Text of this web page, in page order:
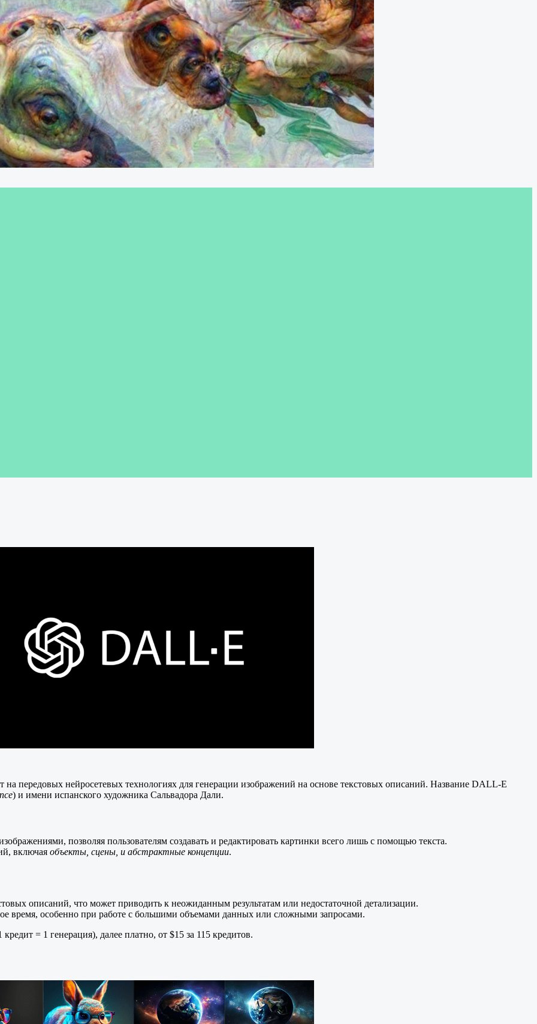
передовых нейросетевых технологиях для генерации изображений на основе текстовых описаний. Название DALL-E
) и имени испанского художника Сальвадора Дали.
позволяя пользователям создавать и редактировать картинки всего лишь с помощью текста.
включая объекты, сцены, и абстрактные концепции.
описаний, что может приводить к неожиданным результатам или недостаточной детализации.
время, особенно при работе с большими объемами данных или сложными запросами.
= 1 генерация), далее платно, от $15 за 115 кредитов.